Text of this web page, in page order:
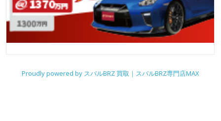
Proudly powered by スバルBRZ 買取｜スバルBRZ専門店MAX